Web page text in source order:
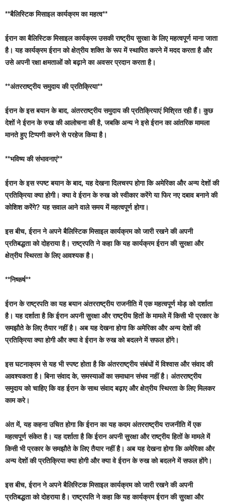
**बैलिस्टिक मिसाइल कार्यक्रम का महत्व**
ईरान का बैलिस्टिक मिसाइल कार्यक्रम उसकी राष्ट्रीय सुरक्षा के लिए महत्वपूर्ण माना जाता
है। यह कार्यक्रम ईरान को क्षेत्रीय शक्ति के रूप में स्थापित करने में मदद करता है और
उसे अपनी रक्षा क्षमताओं को बढ़ाने का अवसर प्रदान करता है।
**अंतरराष्ट्रीय समुदाय की प्रतिक्रिया**
ईरान के इस बयान के बाद, अंतरराष्ट्रीय समुदाय की प्रतिक्रियाएं मिश्रित रही हैं। कुछ
देशों ने ईरान के रुख की आलोचना की है, जबकि अन्य ने इसे ईरान का आंतरिक मामला
मानते हुए टिप्पणी करने से परहेज किया है।
**भविष्य की संभावनाएं**
ईरान के इस स्पष्ट बयान के बाद, यह देखना दिलचस्प होगा कि अमेरिका और अन्य देशों की
प्रतिक्रिया क्या होगी। क्या वे ईरान के रुख को स्वीकार करेंगे या फिर नए दबाव बनाने की
कोशिश करेंगे? यह सवाल आने वाले समय में महत्वपूर्ण होगा।
इस बीच, ईरान ने अपने बैलिस्टिक मिसाइल कार्यक्रम को जारी रखने की अपनी
प्रतिबद्धता को दोहराया है। राष्ट्रपति ने कहा कि यह कार्यक्रम ईरान की सुरक्षा और
क्षेत्रीय स्थिरता के लिए आवश्यक है।
**निष्कर्ष**
ईरान के राष्ट्रपति का यह बयान अंतरराष्ट्रीय राजनीति में एक महत्वपूर्ण मोड़ को दर्शाता
है। यह दर्शाता है कि ईरान अपनी सुरक्षा और राष्ट्रीय हितों के मामले में किसी भी प्रकार के
समझौते के लिए तैयार नहीं है। अब यह देखना होगा कि अमेरिका और अन्य देशों की
प्रतिक्रिया क्या होगी और क्या वे ईरान के रुख को बदलने में सफल होंगे।
इस घटनाक्रम से यह भी स्पष्ट होता है कि अंतरराष्ट्रीय संबंधों में विश्वास और संवाद की
आवश्यकता है। बिना संवाद के, समस्याओं का समाधान संभव नहीं है। अंतरराष्ट्रीय
समुदाय को चाहिए कि वह ईरान के साथ संवाद बढ़ाए और क्षेत्रीय स्थिरता के लिए मिलकर
काम करे।
अंत में, यह कहना उचित होगा कि ईरान का यह कदम अंतरराष्ट्रीय राजनीति में एक
महत्वपूर्ण संकेत है। यह दर्शाता है कि ईरान अपनी सुरक्षा और राष्ट्रीय हितों के मामले में
किसी भी प्रकार के समझौते के लिए तैयार नहीं है। अब यह देखना होगा कि अमेरिका और
अन्य देशों की प्रतिक्रिया क्या होगी और क्या वे ईरान के रुख को बदलने में सफल होंगे।
इस बीच, ईरान ने अपने बैलिस्टिक मिसाइल कार्यक्रम को जारी रखने की अपनी
प्रतिबद्धता को दोहराया है। राष्ट्रपति ने कहा कि यह कार्यक्रम ईरान की सुरक्षा और